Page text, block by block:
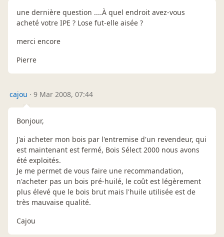
une dernière question ....À quel endroit avez-vous
acheté votre IPE ? Lose fut-elle aisée ?
merci encore
Pierre
cajou · 9 Mar 2008, 07:44
Bonjour,
J'ai acheter mon bois par l'entremise d'un revendeur, qui
est maintenant est fermé, Bois Sélect 2000 nous avons
été exploités.
Je me permet de vous faire une recommandation,
n'acheter pas un bois pré-huilé, le coût est légèrement
plus élevé que le bois brut mais l'huile utilisée est de
très mauvaise qualité.
Cajou